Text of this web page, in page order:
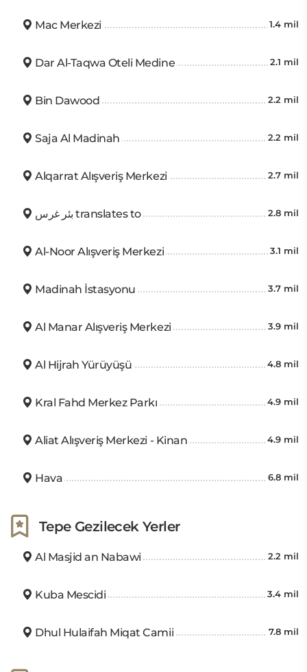
Mac Merkezi 1.4 mil
Dar Al-Taqwa Oteli Medine 2.1 mil
Bin Dawood 2.2 mil
Saja Al Madinah 2.2 mil
Alqarrat Alışveriş Merkezi 2.7 mil
بئر غرس translates to 2.8 mil
Al-Noor Alışveriş Merkezi 3.1 mil
Madinah İstasyonu 3.7 mil
Al Manar Alışveriş Merkezi 3.9 mil
Al Hijrah Yürüyüşü 4.8 mil
Kral Fahd Merkez Parkı 4.9 mil
Aliat Alışveriş Merkezi - Kinan 4.9 mil
Hava 6.8 mil
Tepe Gezilecek Yerler
Al Masjid an Nabawi 2.2 mil
Kuba Mescidi 3.4 mil
Dhul Hulaifah Miqat Camii 7.8 mil